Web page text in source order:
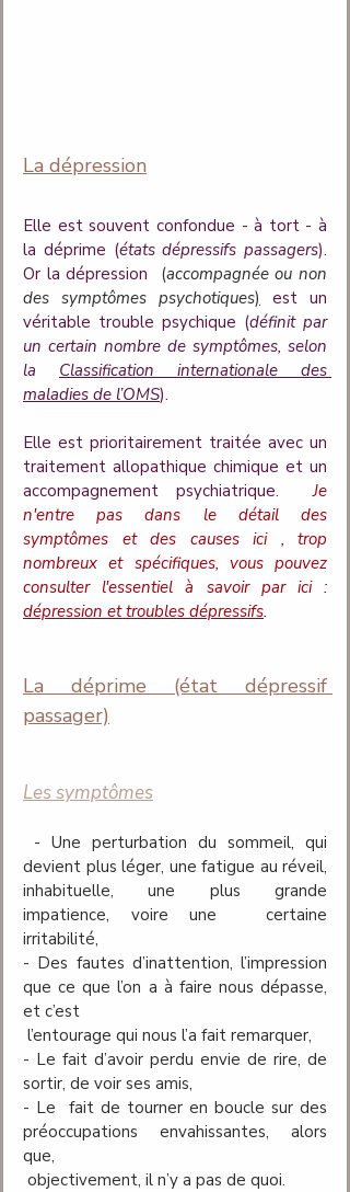
La dépression
Elle est souvent confondue - à tort - à
la déprime (états dépressifs passagers).
Or la dépression
(accompagnée ou non
des symptômes psychotiques)
est un
véritable trouble psychique (définit par
un certain nombre de symptômes, selon
la Classification internationale des
maladies de l’OMS).
Elle est prioritairement traitée avec un
traitement allopathique chimique et un
accompagnement psychiatrique.
Je
n'entre pas dans le détail des
symptômes et des causes ici , trop
nombreux et spécifiques, vous pouvez
dépression et troubles dépressifs.
La déprime (état dépressif
passager)
Les symptômes
devient plus léger, une fatigue au réveil,
inhabituelle, une plus grande
impatience, voire une 	certaine
irritabilité,
- Des fautes d’inattention, l’impression
que ce que l’on a à faire nous dépasse,
et c’est
l’entourage qui nous l’a fait remarquer,
- Le fait d’avoir perdu envie de rire, de
sortir, de voir ses amis,
- Le  fait de tourner en boucle sur des
préoccupations envahissantes, alors
que,
objectivement, il n’y a pas de quoi.